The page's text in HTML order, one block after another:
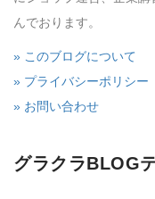
んでおります。
» このブログについて
» プライバシーポリシー
» お問い合わせ
グラクラBLOG